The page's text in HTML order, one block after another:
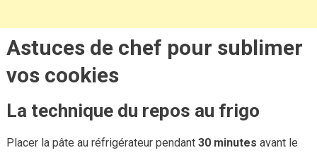
Astuces de chef pour sublimer
vos cookies
La technique du repos au frigo
Placer la pâte au réfrigérateur pendant 30 minutes avant le